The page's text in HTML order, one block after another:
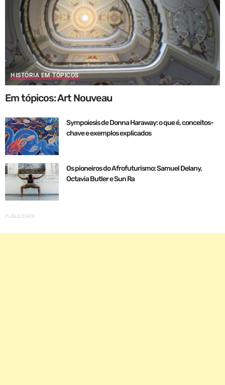
HISTÓRIA EM TÓPICOS
Em tópicos: Art Nouveau
Sympoiesis de Donna Haraway: o que é, conceitos-
chave e exemplos explicados
Os pioneiros do Afrofuturismo: Samuel Delany,
Octavia Butler e Sun Ra
PUBLICIDADE